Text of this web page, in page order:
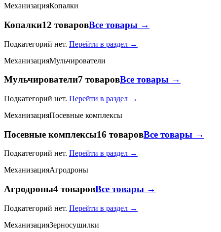
МеханизацияКопалки
Копалки12 товаровВсе товары →
Подкатегорий нет. Перейти в раздел →
МеханизацияМульчирователи
Мульчирователи7 товаровВсе товары →
Подкатегорий нет. Перейти в раздел →
МеханизацияПосевные комплексы
Посевные комплексы16 товаровВсе товары →
Подкатегорий нет. Перейти в раздел →
МеханизацияАгродроны
Агродроны4 товаровВсе товары →
Подкатегорий нет. Перейти в раздел →
МеханизацияЗерносушилки